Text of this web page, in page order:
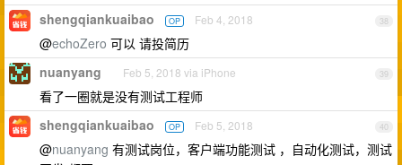
38
shengqiankuaibao OP Feb 4, 2018
@echoZero 可以 请投简历
39
nuanyang Feb 5, 2018 via iPhone
看了一圈就是没有测试工程师
40
shengqiankuaibao OP Feb 5, 2018
@nuanyang 有测试岗位，客户端功能测试 ，自动化测试，测试